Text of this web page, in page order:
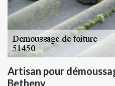
Artisan pour
Betheny